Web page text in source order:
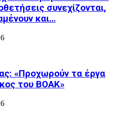
συνεχίζονται,
και…
«Προχωρούν τα έργα
του ΒΟΑΚ»